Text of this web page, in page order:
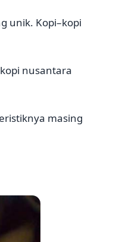
unik. Kopi–kopi
nusantara
masing